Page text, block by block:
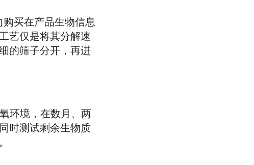
购买在产品生物信息
艺仅是将其分解速
的筛子分开，再进
环境，在数月、两
时测试剩余生物质